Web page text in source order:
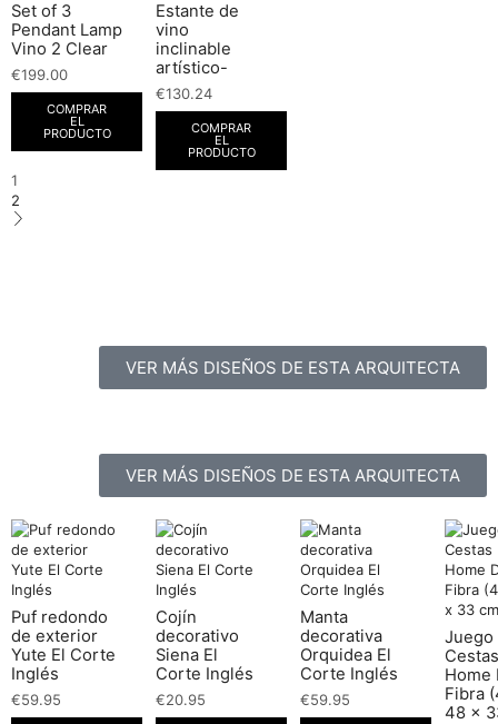
Set of 3
Pendant Lamp
Vino 2 Clear
€199.00
COMPRAR
EL
PRODUCTO
Estante de
vino
inclinable
artístico-
€130.24
COMPRAR
EL
PRODUCTO
1
2
VER MÁS DISEÑOS DE ESTA ARQUITECTA
VER MÁS DISEÑOS DE ESTA ARQUITECTA
Puf redondo
de exterior
Yute El Corte
Inglés
€59.95
Cojín
decorativo
Siena El
Corte Inglés
€20.95
Manta
decorativa
Orquidea El
Corte Inglés
€59.95
Juego
Home
Fibra
48 x